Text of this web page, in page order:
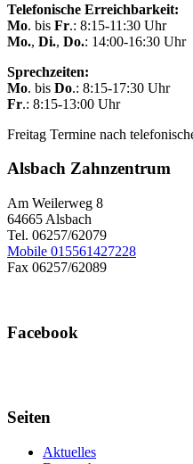
Telefonische Erreichbarkeit:
Mo. bis Fr.: 8:15-11:30 Uhr
Mo., Di., Do.: 14:00-16:30 Uhr
Sprechzeiten:
Mo. bis Do.: 8:15-17:30 Uhr
Fr.: 8:15-13:00 Uhr
Freitag Termine nach
Alsbach Zahnzentrum
Am Weilerweg 8
64665 Alsbach
Tel. 06257/62079
Mobile 015561427228
Fax 06257/62089
Facebook
Seiten
Aktuelles